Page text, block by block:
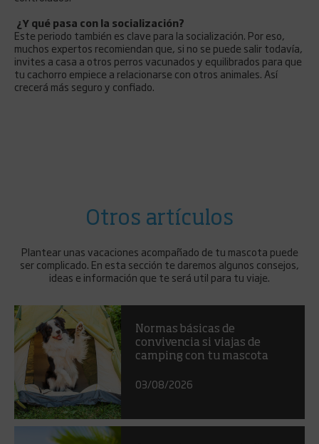
¿Y qué pasa con la socialización?
Este periodo también es clave para la socialización. Por eso,
muchos expertos recomiendan que, si no se puede salir todavía,
invites a casa a otros perros vacunados y equilibrados para que
tu cachorro empiece a relacionarse con otros animales. Así
crecerá más seguro y confiado.
Otros artículos
Plantear unas vacaciones acompañado de tu mascota puede
ser complicado. En esta sección te daremos algunos consejos,
ideas e información que te será util para tu viaje.
Normas básicas de
convivencia si viajas de
camping con tu mascota
03/08/2026